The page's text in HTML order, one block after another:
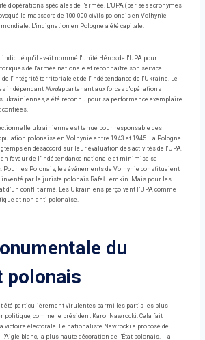
d'opérations spéciales de l'armée. L'UPA (par ses acronymes
le massacre de 100 000 civils polonais en Volhynie
L'indignation en Pologne a été capitale.
indiqué qu'il avait nommé l'unité Héros de l'UPA pour
de l'armée nationale et reconnaître son service
l'intégrité territoriale et de l'indépendance de l'Ukraine. Le
indépendant Nordappartenant aux forces d'opérations
ukrainiennes, a été reconnu pour sa performance exemplaire
confiées.
ukrainienne est tenue pour responsable des
polonaise en Volhynie entre 1943 et 1945. La Pologne
en désaccord sur leur évaluation des activités de l'UPA.
faveur de l’indépendance nationale et minimise sa
Pour les Polonais, les événements de Volhynie constituaient
inventé par le juriste polonais Rafał Lemkin. Mais pour les
d’un conflit armé. Les Ukrainiens perçoivent l’UPA comme
et non anti-polonaise.
du
polonais
été particulièrement virulentes parmi les partis les plus
politique, comme le président Karol Nawrocki. Cela fait
victoire électorale. Le nationaliste Nawrocki a proposé de
blanc, la plus haute décoration de l'État polonais. Il a